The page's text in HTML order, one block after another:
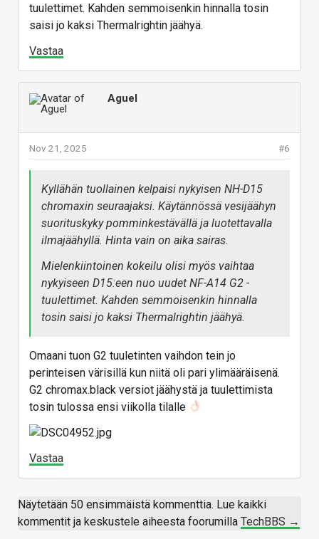
tuulettimet. Kahden semmoisenkin hinnalla tosin
saisi jo kaksi Thermalrightin jäähyä.
Vastaa
Aguel
#6
Nov 21, 2025
Kyllähän tuollainen kelpaisi nykyisen NH-D15
chromaxin seuraajaksi. Käytännössä vesijäähyn
suorituskyky pomminkestävällä ja luotettavalla
ilmajäähyllä. Hinta vain on aika sairas.
Mielenkiintoinen kokeilu olisi myös vaihtaa
nykyiseen D15:een nuo uudet NF-A14 G2 -
tuulettimet. Kahden semmoisenkin hinnalla
tosin saisi jo kaksi Thermalrightin jäähyä.
Omaani tuon G2 tuuletinten vaihdon tein jo
perinteisen värisillä kun niitä oli pari ylimääräisenä.
G2 chromax.black versiot jäähystä ja tuulettimista
tosin tulossa ensi viikolla tilalle
Vastaa
Näytetään 50 ensimmäistä kommenttia. Lue kaikki
kommentit ja keskustele aiheesta foorumilla TechBBS →